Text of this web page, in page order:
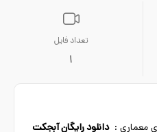
تعداد فایل
1
معماری :دانلود رایگان آبجکت